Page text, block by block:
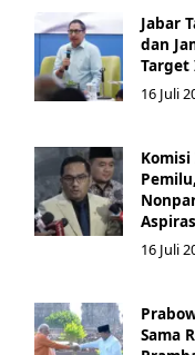
Jabar
dan
Target
16 Juli
Komisi
16 Juli
Sama